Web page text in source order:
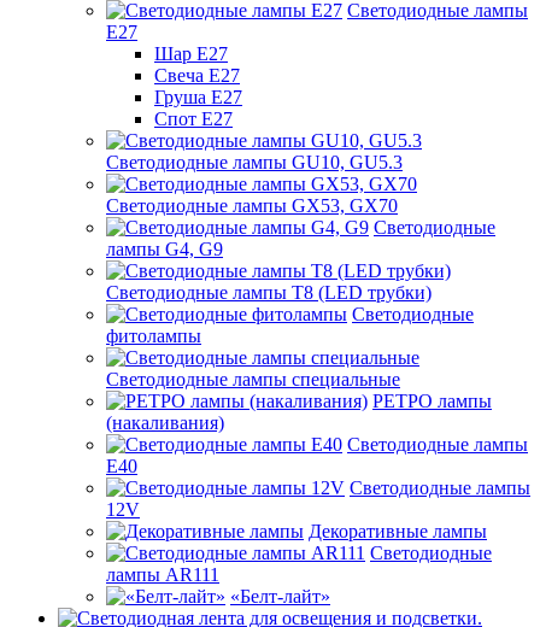
Светодиодные лампы
Е27
Шар Е27
Свеча Е27
Груша Е27
Спот Е27
Светодиодные лампы GU10, GU5.3
Светодиодные лампы GX53, GX70
Светодиодные
лампы G4, G9
Светодиодные лампы Т8 (LED трубки)
Светодиодные
фитолампы
Светодиодные лампы специальные
РЕТРО лампы
(накаливания)
Светодиодные лампы
E40
Светодиодные лампы
12V
Декоративные лампы
Светодиодные
лампы AR111
«Белт-лайт»